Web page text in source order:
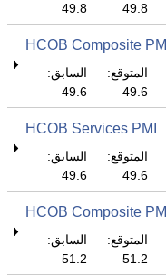
49.8
49.8
HCOB Composite PMI
المتوقع:
49.6
السابق:
49.6
HCOB Services PMI
المتوقع:
49.6
السابق:
49.6
HCOB Composite PMI
المتوقع:
51.2
السابق:
51.2